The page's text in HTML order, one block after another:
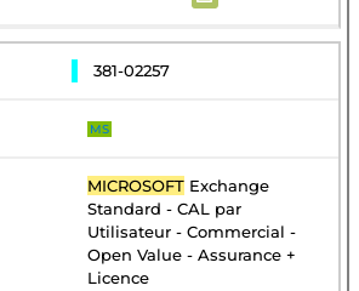
381-02257
MS
MICROSOFT Exchange
Standard - CAL par
Utilisateur - Commercial -
Open Value - Assurance +
Licence